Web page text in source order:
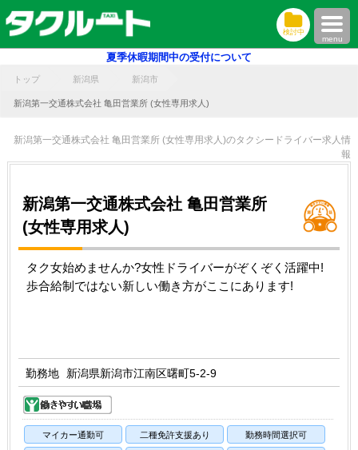
検討中
menu
夏季休暇期間中の受付について
トップ 新潟県 新潟市
新潟第一交通株式会社 亀田営業所 (女性専用求人)
新潟第一交通株式会社 亀田営業所 (女性専用求人)のタクシードライバー求人情
報
新潟第一交通株式会社 亀田営業所
(女性専用求人)
タク女始めませんか?女性ドライバーがぞくぞく活躍中!
歩合給制ではない新しい働き方がここにあります!
勤務地 新潟県新潟市江南区曙町5-2-9
マイカー通勤可 二種免許支援あり 勤務時間選択可